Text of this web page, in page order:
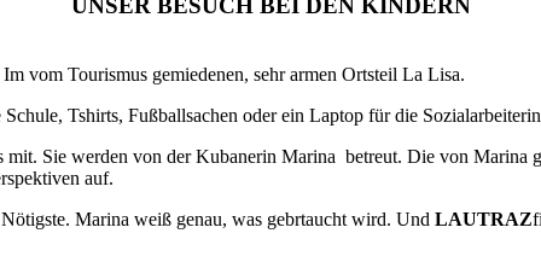
UNSER BESUCH BEI DEN KINDERN
vom Tourismus gemiedenen, sehr armen Ortsteil La Lisa.
Tshirts, Fußballsachen oder ein Laptop für die
Sie werden von der Kubanerin Marina betreut. Die von Marina
auf.
Marina weiß genau, was gebrtaucht wird. Und LAUTRAZ